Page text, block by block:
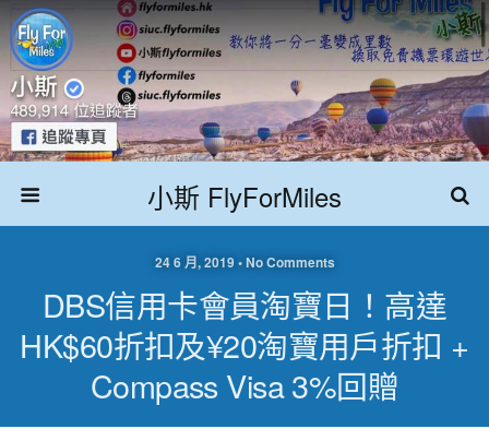
小斯 FlyForMiles
24 6 月, 2019 • No Comments
DBS信用卡會員淘寶日！高達
HK$60折扣及¥20淘寶用戶折扣 +
Compass Visa 3%回贈